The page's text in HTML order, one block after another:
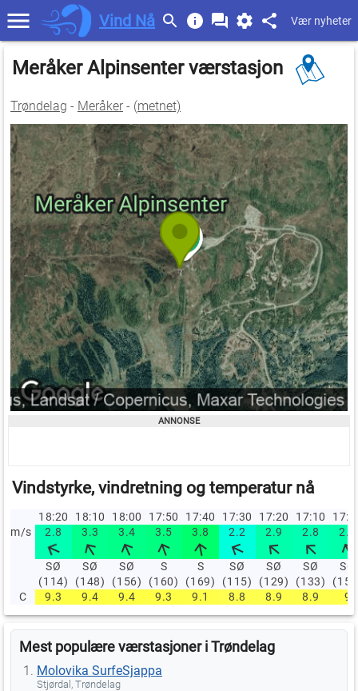
Vind Nå Vær nyheter
Meråker Alpinsenter værstasjon
Trøndelag - Meråker - (metnet)
Vindstyrke, vindretning og temperatur nå
18:20 18:10 18:00 17:50 17:40 17:30 17:20 17:10
m/s
2.8 3.3 3.4 3.5 3.8 2.2 2.9 2.8 2.9
SØ
(114)
SØ
(148)
SØ
(156)
S
(160)
S
(169)
SØ
(115)
SØ
(129)
SØ
(133)
SØ
C
9.3 9.4 9.4 9.3 9.1 8.8 8.9 8.9 9
Mest populære værstasjoner i Trøndelag
Molovika SurfeSjappa
Stjørdal, Trøndelag